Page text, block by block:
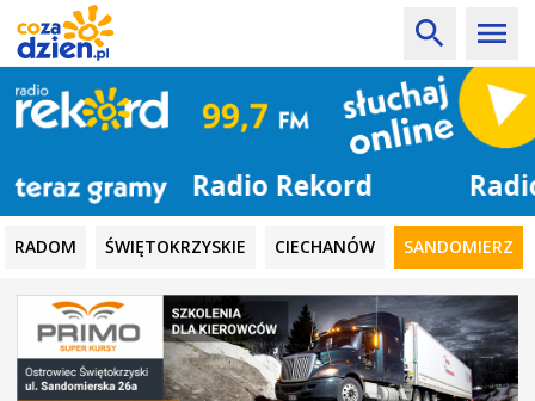
Radio Rekord
RADOM ŚWIĘTOKRZYSKIE CIECHANÓW SANDOMIERZ